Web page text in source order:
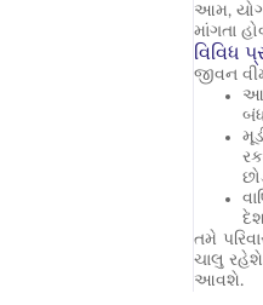
આમ,
માંગતા
વિવિધ
જીવન
તમે
ચાલુ
આવશે.